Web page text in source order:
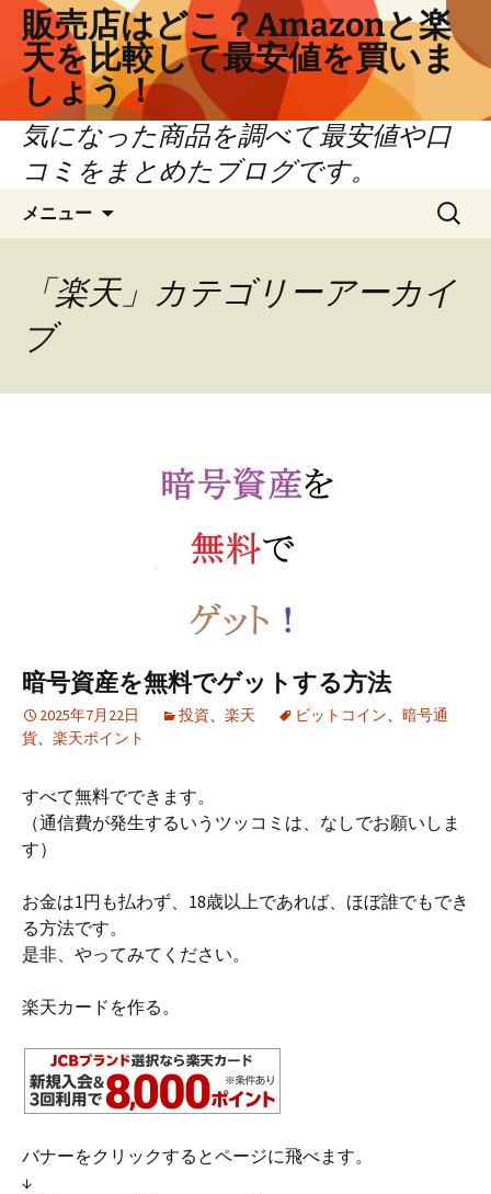
ツ
販売店はどこ？Amazonと楽
天を比較して最安値を買いま
しょう！
気になった商品を調べて最安値や口
コミをまとめたブログです。
メニュー
検
索:
「楽天」カテゴリーアーカイ
ブ
暗号資産を無料でゲットする方法
2025年7月22日 投資、 楽天 ビットコイン、 暗号通
貨、 楽天ポイント
すべて無料でできます。
（通信費が発生するいうツッコミは、なしでお願いしま
す）
お金は1円も払わず、18歳以上であれば、ほぼ誰でもでき
る方法です。
是非、やってみてください。
楽天カードを作る。
バナーをクリックするとページに飛べます。
↓